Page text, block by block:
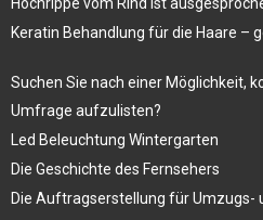
Keratin Behandlung für die Haare –
Suchen Sie nach einer Möglichkeit,
Umfrage aufzulisten?
Led Beleuchtung Wintergarten
Die Geschichte des Fernsehers
Die Auftragserstellung für Umzugs-